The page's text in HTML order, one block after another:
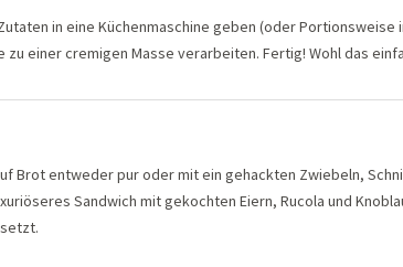
in eine Küchenmaschine geben (oder Portionsweise
zu einer cremigen Masse verarbeiten. Fertig! Wohl das
Brot entweder pur oder mit ein gehackten Zwiebeln,
Sandwich mit gekochten Eiern, Rucola und